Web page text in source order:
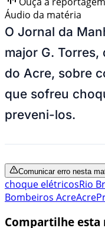
Áudio da matéria
O Jornal da
major G.
do Acre, sobre
que sofreu
preveni-los.
Comunicar erro nesta
choque elétricosRio
Bombeiros AcreAcre
Compartilhe esta